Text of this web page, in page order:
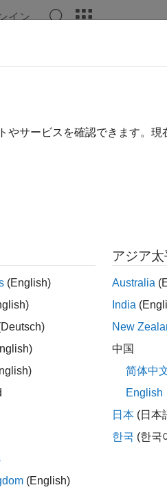
イン
るいは ECOC (誤り訂正出力
の入力引数には既定値が使用
定します。
の名前と値のペアの引数で指定
やサービスを確認できます。現
(English)
(English)
アジア
Australia
India
New
中国
简体中
English
日本 (日本
한국 (한국